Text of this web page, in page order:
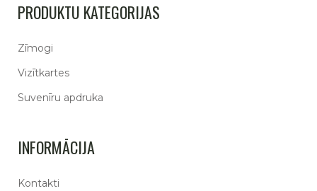
PRODUKTU KATEGORIJAS
Zīmogi
Vizītkartes
Suvenīru apdruka
INFORMĀCIJA
Kontakti